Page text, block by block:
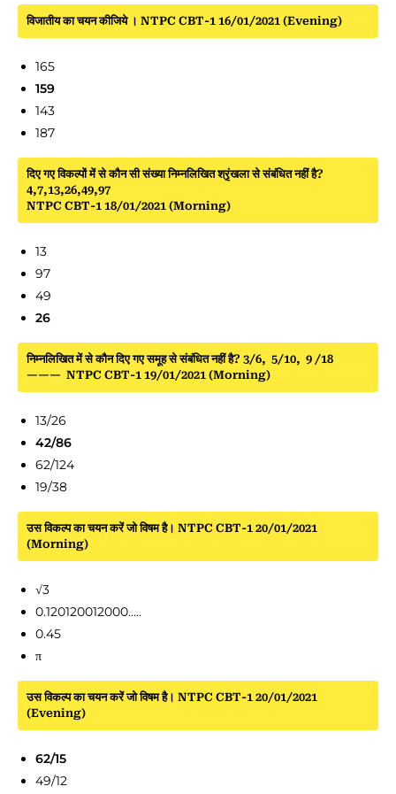
विजातीय का चयन कीजिये । NTPC CBT-1 16/01/2021 (Evening)
165
159
143
187
दिए गए विकल्पों में से कौन सी संख्या निम्नलिखित श्रृंखला से संबंधित नहीं है?
4,7,13,26,49,97
NTPC CBT-1 18/01/2021 (Morning)
13
97
49
26
निम्नलिखित में से कौन दिए गए समूह से संबंधित नहीं है? 3/6, 5/10, 9 /18
——— NTPC CBT-1 19/01/2021 (Morning)
13/26
42/86
62/124
19/38
उस विकल्प का चयन करें जो विषम है। NTPC CBT-1 20/01/2021
(Morning)
√3
0.120120012000…..
0.45
π
उस विकल्प का चयन करें जो विषम है। NTPC CBT-1 20/01/2021
(Evening)
62/15
49/12